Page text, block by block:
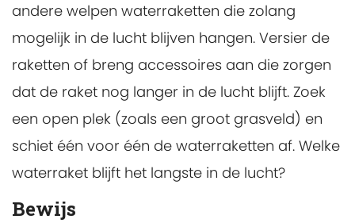
andere welpen waterraketten die zolang
mogelijk in de lucht blijven hangen. Versier de
raketten of breng accessoires aan die zorgen
dat de raket nog langer in de lucht blijft. Zoek
een open plek (zoals een groot grasveld) en
schiet één voor één de waterraketten af. Welke
waterraket blijft het langste in de lucht?
Bewijs